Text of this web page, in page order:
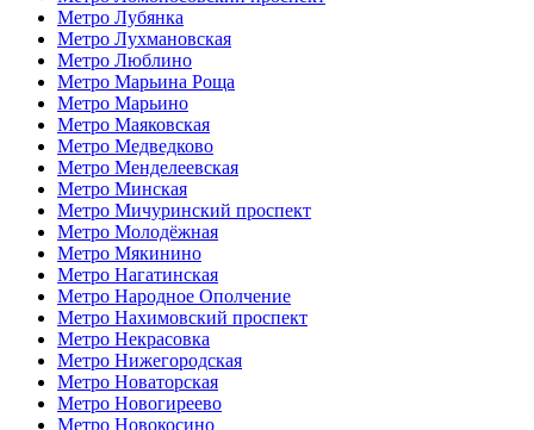
Метро Лубянка
Метро Лухмановская
Метро Люблино
Метро Марьина Роща
Метро Марьино
Метро Маяковская
Метро Медведково
Метро Менделеевская
Метро Минская
Метро Мичуринский проспект
Метро Молодёжная
Метро Мякинино
Метро Нагатинская
Метро Народное Ополчение
Метро Нахимовский проспект
Метро Некрасовка
Метро Нижегородская
Метро Новаторская
Метро Новогиреево
Метро Новокосино